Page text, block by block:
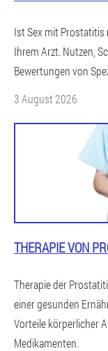
Ist Sex mit Prostatitis
Ihrem Arzt. Nutzen,
Bewertungen von
3 August 2026
THERAPIE VON
Therapie der
einer gesunden
Vorteile körperlicher
Medikamenten.